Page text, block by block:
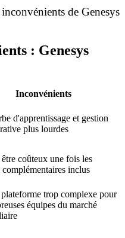
de Genesys
: Genesys
Inconvénients
d'apprentissage et gestion
plus lourdes
être coûteux une fois les
complémentaires inclus
trop complexe pour
équipes du marché